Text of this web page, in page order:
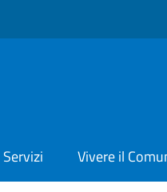
Servizi Vivere il